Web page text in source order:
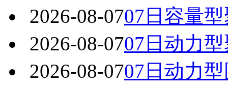
2026-08-0707日容量
2026-08-0707日动力
2026-08-0707日动力